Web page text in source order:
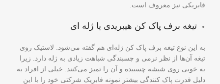
فابریکی نیز معروف است.
تیغه برف پاک کن هیبریدی یا ژله ای
به این نوع تیغه برف پاک کن ژله‌ای هم گفته می‌شود. لاستیک روی
تیغه آن‌ها از نظر نرمی و چسبندگی شباهت زیادی به ژله دارد. زیرا
به خوبی روی شیشه چسبیده و آن را تمیز می‌کنند. خیلی از افراد به
دلیل قدرت پاک کنندگی بیشتر نمونه فابریک شرکتی خود را با این